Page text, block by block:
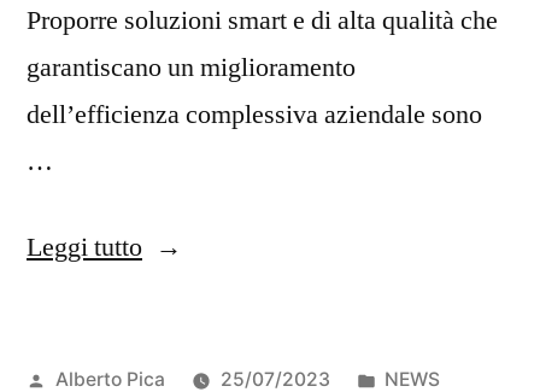
Proporre soluzioni smart e di alta qualità che
garantiscano un miglioramento
dell’efficienza complessiva aziendale sono
…
Leggi tutto
Alberto Pica 25/07/2023
NEWS